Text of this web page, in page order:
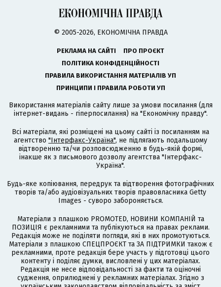
© 2005-2026, ЕКОНОМІЧНА ПРАВДА
РЕКЛАМА НА САЙТІ
ПРО ПРОЄКТ
ПОЛІТИКА КОНФІДЕНЦІЙНОСТІ
ПРАВИЛА ВИКОРИСТАННЯ МАТЕРІАЛІВ УП
ПРИНЦИПИ І ПРАВИЛА РОБОТИ УП
Використання матеріалів сайту лише за умови посилання (для
інтернет-видань - гіперпосилання) на "Економічну правду".
Всі матеріали, які розміщені на цьому сайті із посиланням на
агентство "Інтерфакс-Україна", не підлягають подальшому
відтворенню та/чи розповсюдженню в будь-якій формі,
інакше як з письмового дозволу агентства "Інтерфакс-
Україна".
Будь-яке копіювання, передрук та відтворення фотографічних
творів та/або аудіовізуальних творів правовласника Getty
Images - суворо забороняється.
Матеріали з плашкою PROMOTED, НОВИНИ КОМПАНІЙ та
ПОЗИЦІЯ є рекламними та публікуються на правах реклами.
Редакція може не поділяти погляди, які в них промотуються.
Матеріали з плашкою СПЕЦПРОЄКТ та ЗА ПІДТРИМКИ також є
рекламними, проте редакція бере участь у підготовці цього
контенту і поділяє думки, висловлені у цих матеріалах.
Редакція не несе відповідальності за факти та оціночні
судження, оприлюднені у рекламних матеріалах. Згідно з